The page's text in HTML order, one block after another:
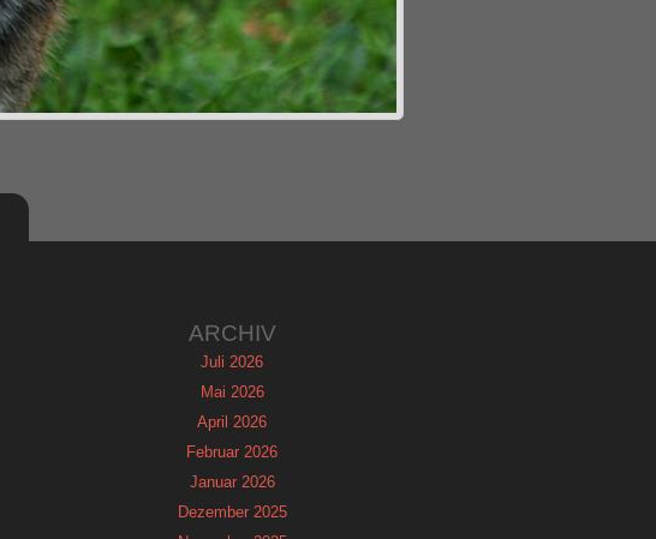
ARCHIV
Juli 2026
Mai 2026
April 2026
Februar 2026
Januar 2026
Dezember 2025